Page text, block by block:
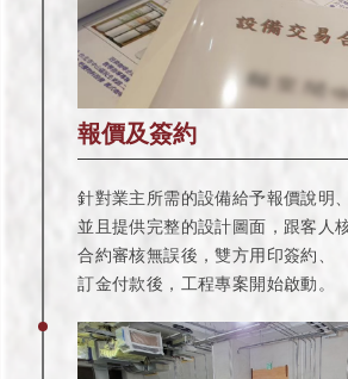
報價及簽約
針對業主所需的設備給予報價說明、
並且提供完整的設計圖面，跟客人
合約審核無誤後，雙方用印簽約、
訂金付款後，工程專案開始啟動。